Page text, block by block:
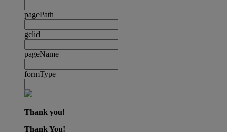
pagePath
gclid
pageName
formType
Thank you!
Thank You!